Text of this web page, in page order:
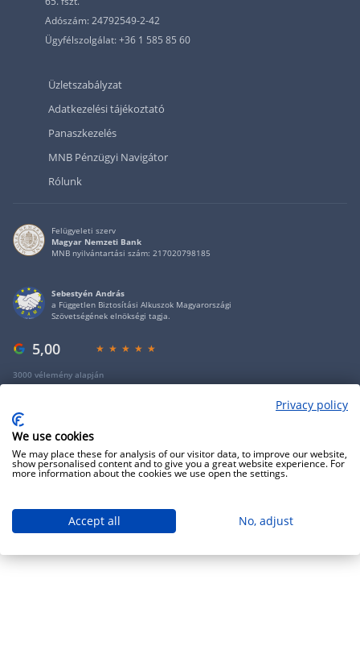
Adószám: 24792549-2-42
Ügyfélszolgálat: +36 1 585 85 60
Üzletszabályzat
Adatkezelési tájékoztató
Panaszkezelés
MNB Pénzügyi Navigátor
Rólunk
Felügyeleti szerv
Magyar Nemzeti Bank
MNB nyilvántartási szám: 217020798185
Sebestyén András
a Független Biztosítási Alkuszok Magyarországi
Szövetségének elnökségi tagja.
5,00
3000 vélemény alapján
Privacy policy
We use cookies
We may place these for analysis of our visitor data, to improve our website,
show personalised content and to give you a great website experience. For
more information about the cookies we use open the settings.
Accept all No, adjust